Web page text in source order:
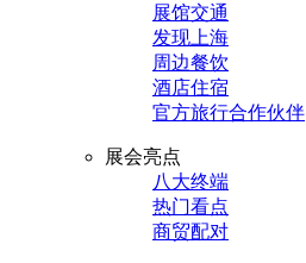
展馆交通
发现上海
周边餐饮
酒店住宿
官方旅行合作伙伴
展会亮点
八大终端
热门看点
商贸配对